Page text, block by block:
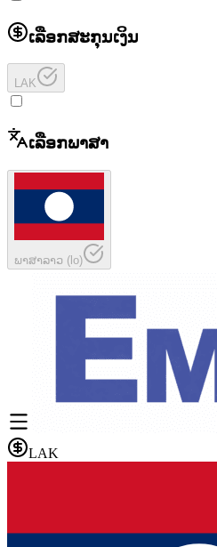
ເລືອກສະກຸນເງິນ
LAK
ເລືອກພາສາ
ພາສາລາວ (lo)
LAK